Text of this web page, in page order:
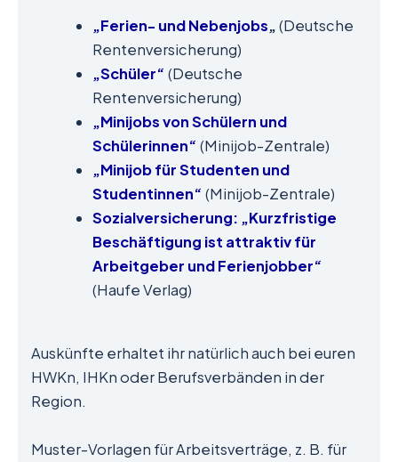
„Ferien- und Nebenjobs„(Deutsche
Rentenversicherung)
„Schüler“ (Deutsche
Rentenversicherung)
„Minijobs von Schülern und
Schülerinnen“ (Minijob-Zentrale)
„Minijob für Studenten und
Studentinnen“ (Minijob-Zentrale)
Sozialversicherung: „Kurzfristige
Beschäftigung ist attraktiv für
Arbeitgeber und Ferienjobber“
(Haufe Verlag)
Auskünfte erhaltet ihr natürlich auch bei euren
HWKn, IHKn oder Berufsverbänden in der
Region.
Muster-Vorlagen für Arbeitsverträge, z. B. für